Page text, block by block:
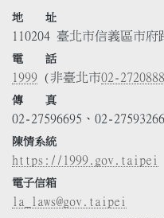
地 址
110204 臺北市信義區市府
電 話
1999 (非臺北市02-
傳 真
02-27596695、02-27593266
陳情系統
https://1999.gov.taipei
電子信箱
la_laws@gov.taipei